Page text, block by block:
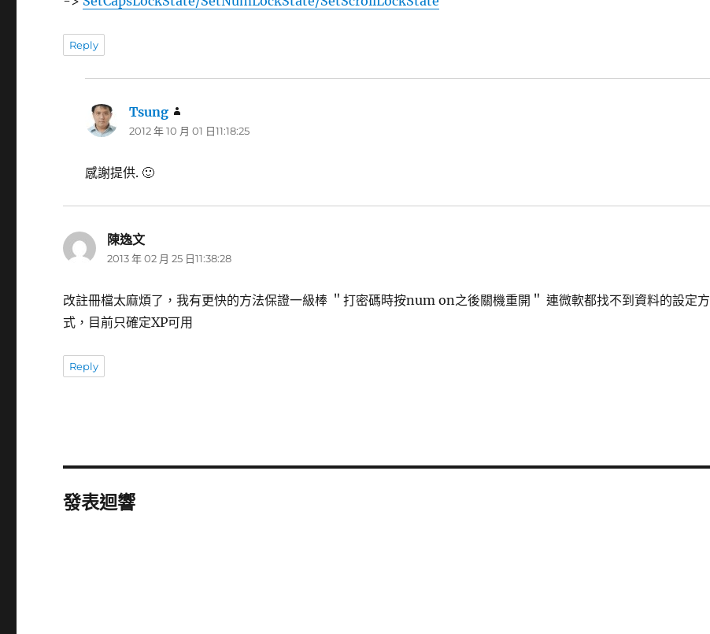
Reply
Tsung
示:
2012 年 10 月 01 日11:18:25
感謝提供. 🙂
陳逸文
示:
2013 年 02 月 25 日11:38:28
改註冊檔太麻煩了，我有更快的方法保證一級棒 ＂打密碼時按num on之後關機重開＂ 連微軟都找不到資料的設定方
式，目前只確定XP可用
Reply
發表迴響